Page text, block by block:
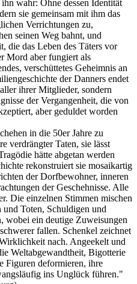
wahr: Ohne dessen Identität
sie gemeinsam mit ihm das
Verrichtungen zu,
seinen Weg bahnt, und
die das Leben des Täters vor
Mord aber fungiert als
verschüttetes Geheimnis an
der Danners endet
ihrer Mitglieder, sondern
der Vergangenheit, die von
aber geduldet worden
in die 50er Jahre zu
verdrängter Taten, sie lässt
hätte abgetan werden
rekonstruiert sie mosaikartig
der Dorfbewohner, inneren
der Geschehnisse. Alle
Die einzelnen Stimmen mischen
und Toten, Schuldigen und
wobei ein deutige Zuweisungen
fallen. Schenkel zeichnet
nach. Angeekelt und
Weltabgewandtheit, Bigotterie
Figuren deformieren, ihre
ins Unglück führen."